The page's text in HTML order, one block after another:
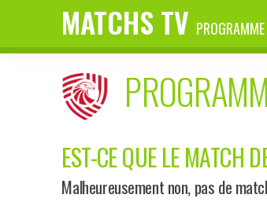
MATCHS TV
EST-CE QUE LE MATCH
Malheureusement non, pas de